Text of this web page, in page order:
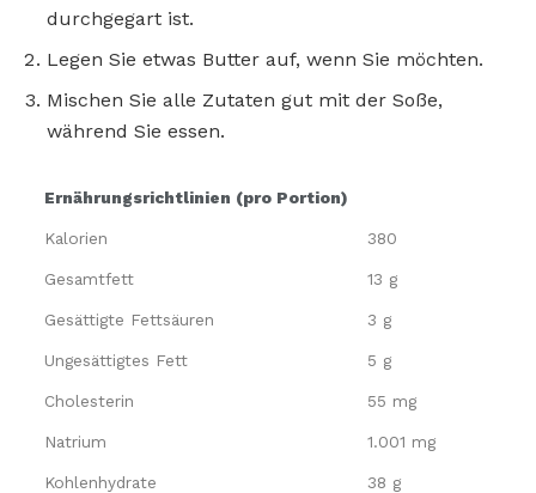
durchgegart ist.
Legen Sie etwas Butter auf, wenn Sie möchten.
Mischen Sie alle Zutaten gut mit der Soße,
während Sie essen.
Ernährungsrichtlinien (pro Portion)
Kalorien 380
Gesamtfett 13 g
Gesättigte Fettsäuren 3 g
Ungesättigtes Fett 5 g
Cholesterin 55 mg
Natrium 1.001 mg
Kohlenhydrate 38 g